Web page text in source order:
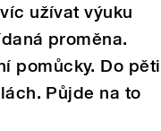
užívat výuku
proměna.
pomůcky. Do pěti
Půjde na to